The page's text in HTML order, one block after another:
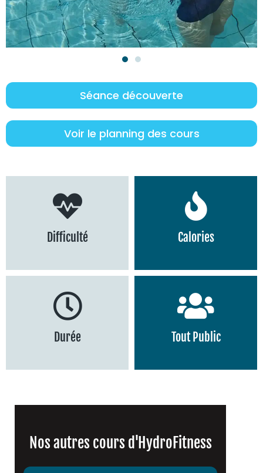
Séance découverte
Voir le planning des cours
Difficulté
★★★
Calories
550
Durée Tout Public
Nos autres cours d'HydroFitness